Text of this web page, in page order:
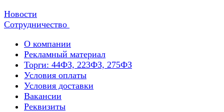
Новости
Сотрудничество
О компании
Рекламный материал
Торги: 44ФЗ, 223ФЗ, 275ФЗ
Условия оплаты
Условия доставки
Вакансии
Реквизиты